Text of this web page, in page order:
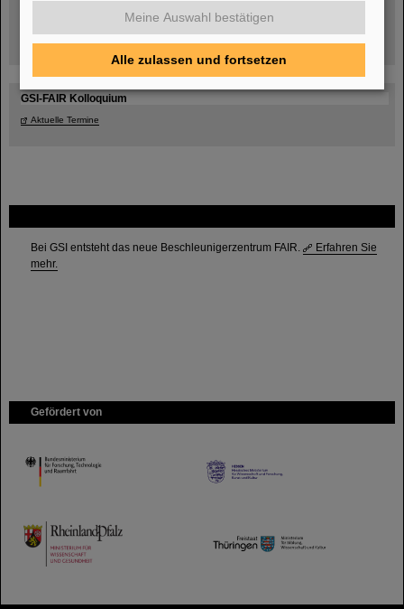
Bei GSI entsteht das neue Beschleunigerzentrum FAIR.
Erfahren Sie
mehr.
Gefördert von
HMWK
TMWWDG
GSI-FAIR Kolloquium
Aktuelle Termine
Meine Auswahl bestätigen
Alle zulassen und fortsetzen